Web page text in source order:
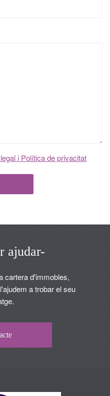
i Política de privacitat
ajudar-
cartera d'immobles,
a trobar el seu